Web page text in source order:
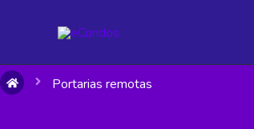
conteúdo Portarias remotas